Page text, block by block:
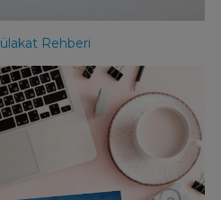
Rehberi